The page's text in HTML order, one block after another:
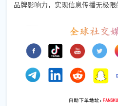
品牌影响力，实现信息传播无极限